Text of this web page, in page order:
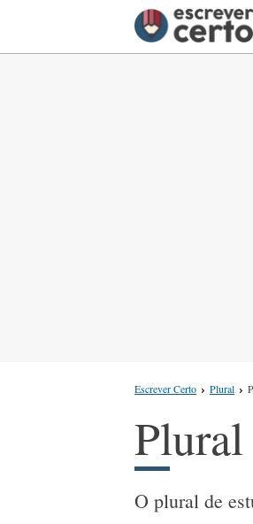
Escrever Certo Plural
Plural
O plural de